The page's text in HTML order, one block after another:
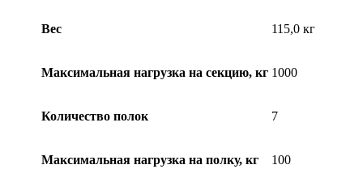
Вес 115,0 кг
Максимальная нагрузка на секцию, кг 1000
Количество полок 7
Максимальная нагрузка на полку, кг 100